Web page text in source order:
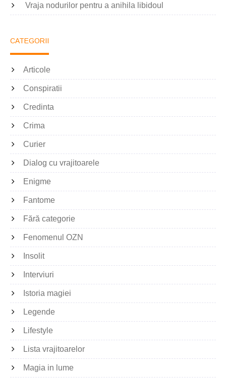
Vraja nodurilor pentru a anihila libidoul
CATEGORII
Articole
Conspiratii
Credinta
Crima
Curier
Dialog cu vrajitoarele
Enigme
Fantome
Fără categorie
Fenomenul OZN
Insolit
Interviuri
Istoria magiei
Legende
Lifestyle
Lista vrajitoarelor
Magia in lume